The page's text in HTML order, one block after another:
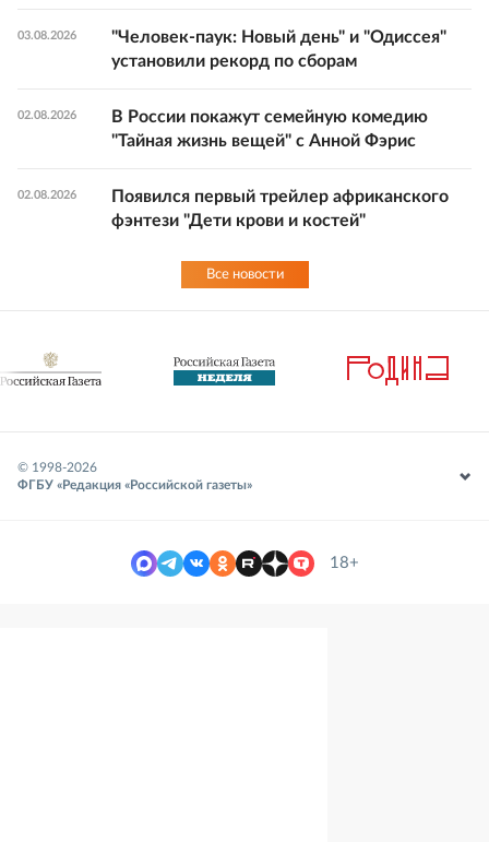
03.08.2026
"Человек-паук: Новый день" и "Одиссея"
установили рекорд по сборам
02.08.2026
В России покажут семейную комедию
"Тайная жизнь вещей" с Анной Фэрис
02.08.2026
Появился первый трейлер африканского
фэнтези "Дети крови и костей"
Все новости
© 1998-2026
ФГБУ «Редакция «Российской газеты»
18+